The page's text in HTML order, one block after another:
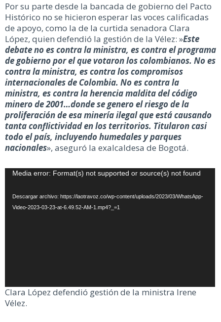
Por su parte desde la bancada de gobierno del Pacto
Histórico no se hicieron esperar las voces calificadas
de apoyo, como la de la curtida senadora Clara
López, quien defendió la gestión de la Vélez: »Este
debate no es contra la ministra, es contra el programa
de gobierno por el que votaron los colombianos. No es
contra la ministra, es contra los compromisos
internacionales de Colombia. No es contra la
ministra, es contra la herencia maldita del código
minero de 2001…donde se genero el riesgo de la
proliferación de esa minería ilegal que está causando
tanta conflictividad en los territorios. Titularon casi
todo el país, incluyendo humedales y parques
nacionales», aseguró la exalcaldesa de Bogotá.
Reproductor
vídeo
Media error: Format(s) not supported or source(s) not found
Descargar archivo: https://laotravoz.co/wp-content/uploads/2023/03/WhatsApp-
Video-2023-03-23-at-6.49.52-AM-1.mp4?_=1
Clara López defendió gestión de la ministra Irene
Vélez.